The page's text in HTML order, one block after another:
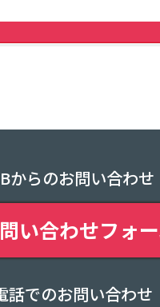
からのお問い合わせ
い合わせフォ
話でのお問い合わせ